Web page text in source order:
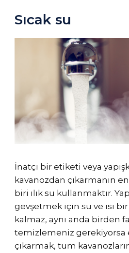
Sıcak su
İnatçı bir etiketi veya
kavanozdan çıkarmanın
biri ılık su kullanmaktır.
gevşetmek için su ve ısı
kalmaz, aynı anda birden
temizlemeniz gerekiyorsa
çıkarmak, tüm